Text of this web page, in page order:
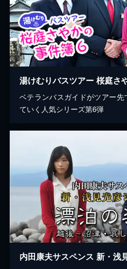
湯けむりバスツアー 桜庭さ
ベテランバスガイドがツアー先
ていく人気シリーズ第6弾